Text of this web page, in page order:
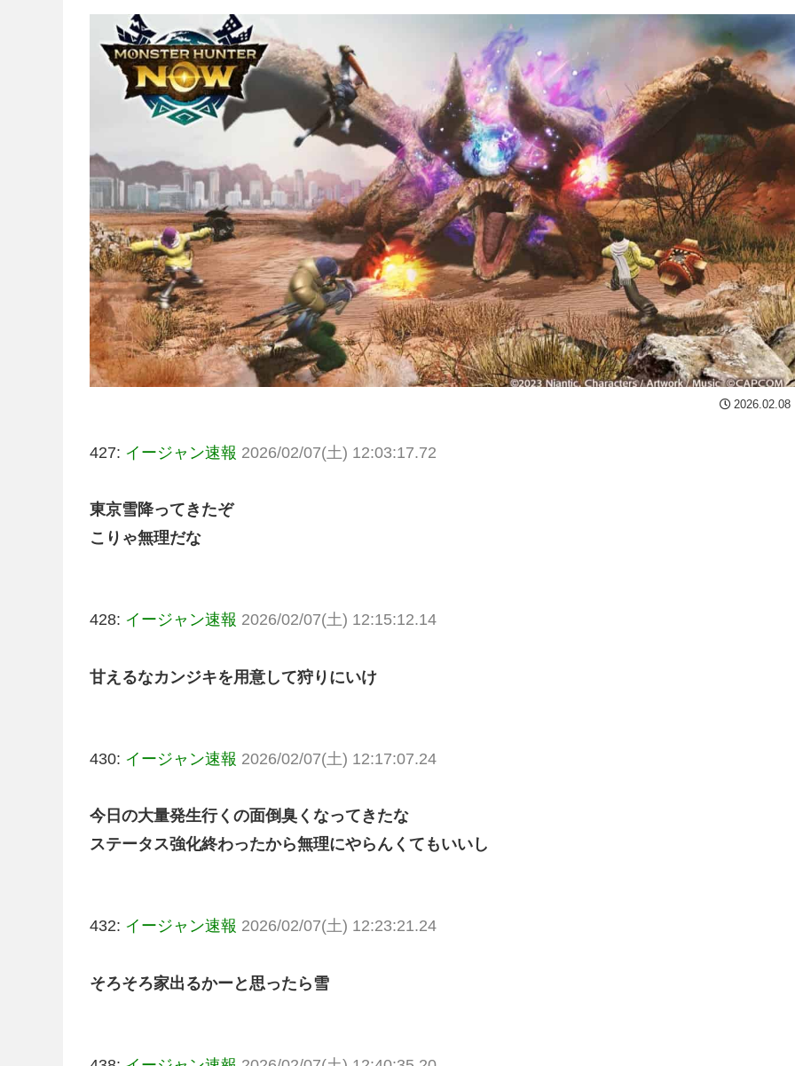
2026.02.08
427: イージャン速報 2026/02/07(土) 12:03:17.72
東京雪降ってきたぞ
こりゃ無理だな
428: イージャン速報 2026/02/07(土) 12:15:12.14
甘えるなカンジキを用意して狩りにいけ
430: イージャン速報 2026/02/07(土) 12:17:07.24
今日の大量発生行くの面倒臭くなってきたな
ステータス強化終わったから無理にやらんくてもいいし
432: イージャン速報 2026/02/07(土) 12:23:21.24
そろそろ家出るかーと思ったら雪